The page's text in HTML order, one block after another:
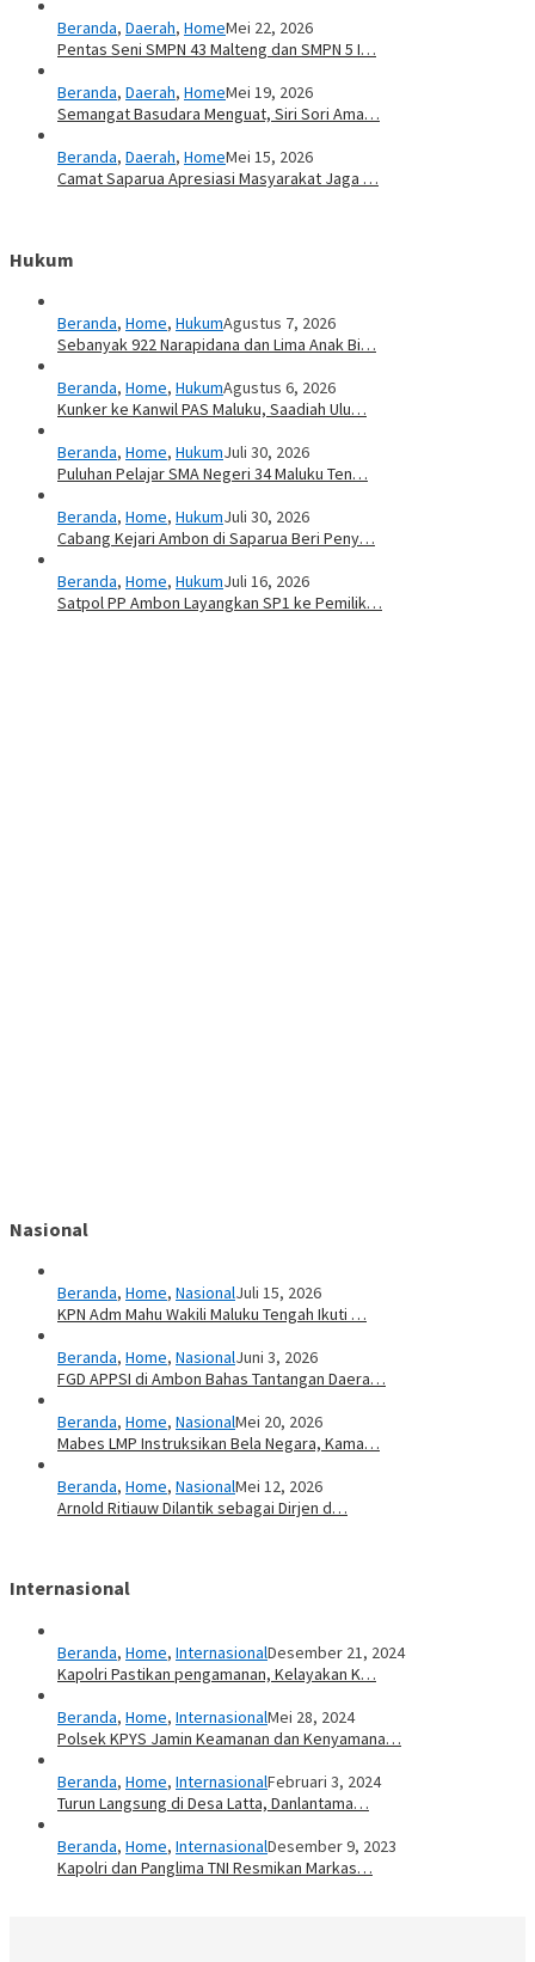
Beranda, Daerah, HomeMei 22, 2026
Pentas Seni SMPN 43 Malteng dan SMPN 5 I…
Beranda, Daerah, HomeMei 19, 2026
Semangat Basudara Menguat, Siri Sori Ama…
Beranda, Daerah, HomeMei 15, 2026
Camat Saparua Apresiasi Masyarakat Jaga …
Hukum
Beranda, Home, HukumAgustus 7, 2026
Sebanyak 922 Narapidana dan Lima Anak Bi…
Beranda, Home, HukumAgustus 6, 2026
Kunker ke Kanwil PAS Maluku, Saadiah Ulu…
Beranda, Home, HukumJuli 30, 2026
Puluhan Pelajar SMA Negeri 34 Maluku Ten…
Beranda, Home, HukumJuli 30, 2026
Cabang Kejari Ambon di Saparua Beri Peny…
Beranda, Home, HukumJuli 16, 2026
Satpol PP Ambon Layangkan SP1 ke Pemilik…
Nasional
Beranda, Home, NasionalJuli 15, 2026
KPN Adm Mahu Wakili Maluku Tengah Ikuti …
Beranda, Home, NasionalJuni 3, 2026
FGD APPSI di Ambon Bahas Tantangan Daera…
Beranda, Home, NasionalMei 20, 2026
Mabes LMP Instruksikan Bela Negara, Kama…
Beranda, Home, NasionalMei 12, 2026
Arnold Ritiauw Dilantik sebagai Dirjen d…
Internasional
Beranda, Home, InternasionalDesember 21, 2024
Kapolri Pastikan pengamanan, Kelayakan K…
Beranda, Home, InternasionalMei 28, 2024
Polsek KPYS Jamin Keamanan dan Kenyamana…
Beranda, Home, InternasionalFebruari 3, 2024
Turun Langsung di Desa Latta, Danlantama…
Beranda, Home, InternasionalDesember 9, 2023
Kapolri dan Panglima TNI Resmikan Markas…